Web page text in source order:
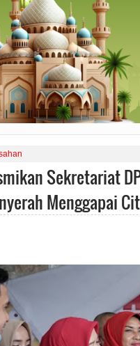
Sekretariat
Menggapai